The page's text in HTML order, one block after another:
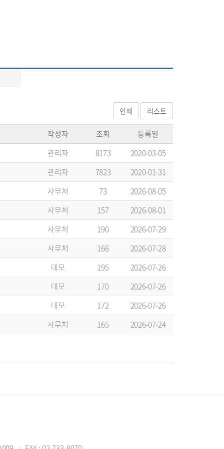
작성자 조회
등록일
관리자
8173
2020-03-05
관리자
7823
2020-01-31
사무처
73
2026-08-05
사무처
157
2026-08-01
사무처
190
2026-07-29
사무처
166
2026-07-28
데모
195
2026-07-26
데모
170
2026-07-26
데모
172
2026-07-26
사무처
165 2026-07-24